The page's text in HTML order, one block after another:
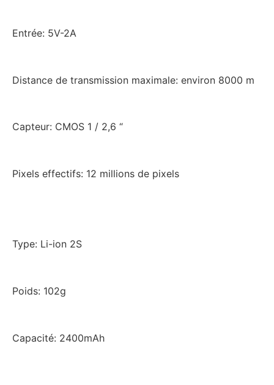
Entrée: 5V-2A
Distance de transmission maximale: environ 8000 m
Capteur: CMOS 1 / 2,6 “
Pixels effectifs: 12 millions de pixels
Type: Li-ion 2S
Poids: 102g
Capacité: 2400mAh